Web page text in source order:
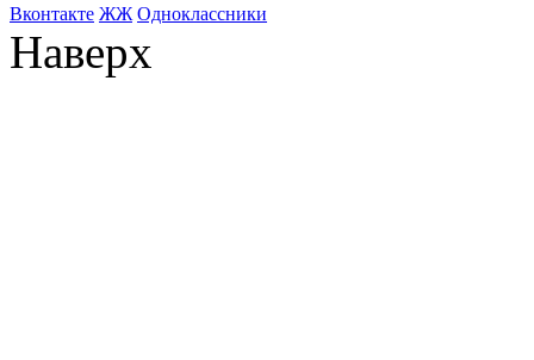
Bконтакте ЖЖ Одноклассники
Наверх